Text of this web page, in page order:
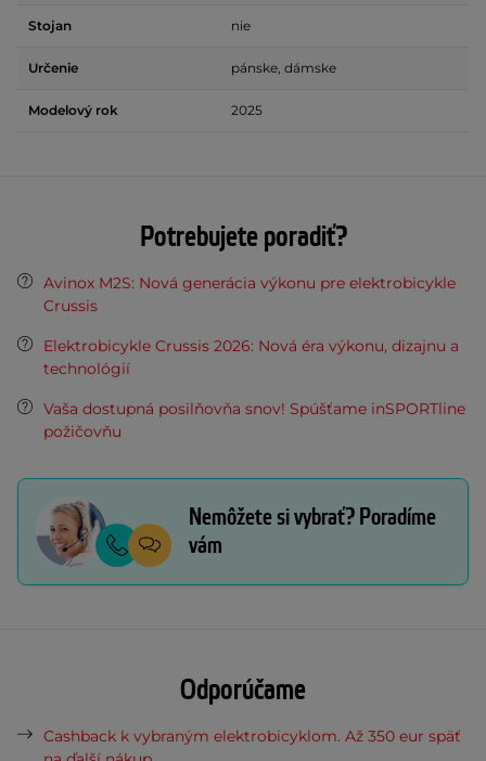
Stojan nie
Určenie pánske, dámske
Modelový rok 2025
Potrebujete poradiť?
Avinox M2S: Nová generácia výkonu pre elektrobicykle
Crussis
Elektrobicykle Crussis 2026: Nová éra výkonu, dizajnu a
technológií
Vaša dostupná posilňovňa snov! Spúšťame inSPORTline
požičovňu
Nemôžete si vybrať? Poradíme
vám
Odporúčame
Cashback k vybraným elektrobicyklom. Až 350 eur späť